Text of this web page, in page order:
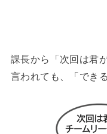
課長から「次回は君
言われても、「でき